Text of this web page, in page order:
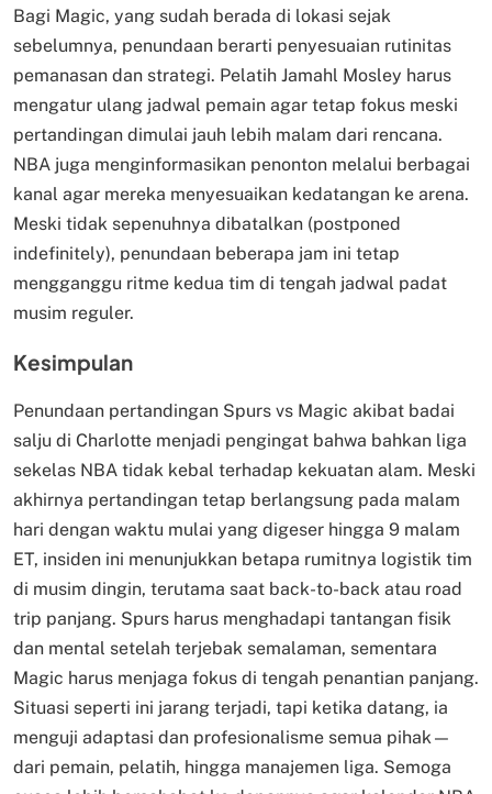
Bagi Magic, yang sudah berada di lokasi sejak
sebelumnya, penundaan berarti penyesuaian rutinitas
pemanasan dan strategi. Pelatih Jamahl Mosley harus
mengatur ulang jadwal pemain agar tetap fokus meski
pertandingan dimulai jauh lebih malam dari rencana.
NBA juga menginformasikan penonton melalui berbagai
kanal agar mereka menyesuaikan kedatangan ke arena.
Meski tidak sepenuhnya dibatalkan (postponed
indefinitely), penundaan beberapa jam ini tetap
mengganggu ritme kedua tim di tengah jadwal padat
musim reguler.
Kesimpulan
Penundaan pertandingan Spurs vs Magic akibat badai
salju di Charlotte menjadi pengingat bahwa bahkan liga
sekelas NBA tidak kebal terhadap kekuatan alam. Meski
akhirnya pertandingan tetap berlangsung pada malam
hari dengan waktu mulai yang digeser hingga 9 malam
ET, insiden ini menunjukkan betapa rumitnya logistik tim
di musim dingin, terutama saat back-to-back atau road
trip panjang. Spurs harus menghadapi tantangan fisik
dan mental setelah terjebak semalaman, sementara
Magic harus menjaga fokus di tengah penantian panjang.
Situasi seperti ini jarang terjadi, tapi ketika datang, ia
menguji adaptasi dan profesionalisme semua pihak—
dari pemain, pelatih, hingga manajemen liga. Semoga